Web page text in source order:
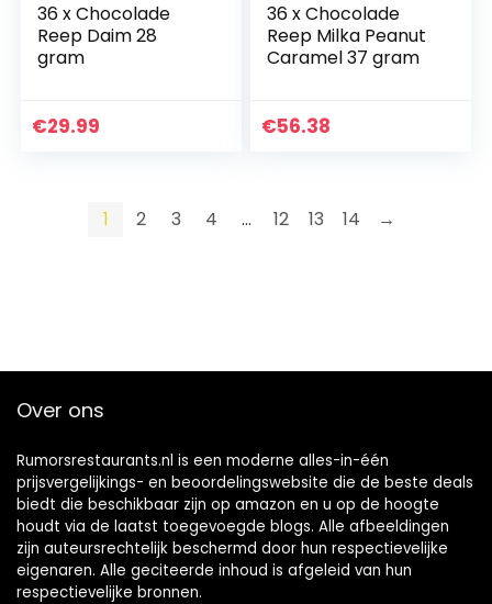
36 x Chocolade
Reep Daim 28
gram
€29.99
36 x Chocolade
Reep Milka Peanut
Caramel 37 gram
€56.38
1 2 3 4 … 12 13 14 →
Over ons
Rumorsrestaurants.nl is een moderne alles-in-één
prijsvergelijkings- en beoordelingswebsite die de beste deals
biedt die beschikbaar zijn op amazon en u op de hoogte
houdt via de laatst toegevoegde blogs. Alle afbeeldingen
zijn auteursrechtelijk beschermd door hun respectievelijke
eigenaren. Alle geciteerde inhoud is afgeleid van hun
respectievelijke bronnen.